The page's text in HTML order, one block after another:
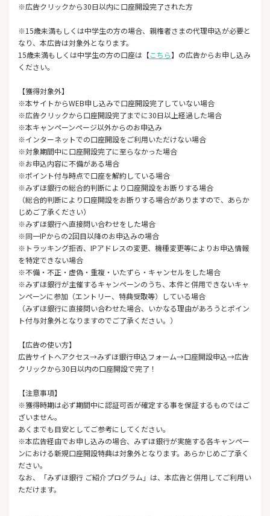
※広告クリックから30日以内に口座開設完了された方
※15歳未満もしくは中学生の方の場合、親権者さまの代理申込が必要と
なり、本広告は対象外となります。
15歳未満もしくは中学生の方の口座は【こちら】の広告からお申し込み
ください。
【獲得対象外】
※本サイトからWEB申し込みで口座開設完了していない場合
※広告クリックから口座開設完了までに30日以上経過した場合
※本キャンペーンページ以外からのお申込み
※インターネットでの口座開設をご利用いただけない場合
※対象期間中に口座開設完了に至らなかった場合
※お申込内容に不備がある場合
※ポイント付与時点で口座を解約している場合
※みずほ銀行の総合的判断により口座開設をお断りする場合
（総合的判断により口座開設をお断りする場合がありますので、あらか
じめご了承ください）
※みずほ銀行へ直接問い合わせをした場合
※同一IPからの2回目以降のお申込みの場合
※トラッキング拒否、IPアドレスの変更、機種変更等によりお申込情報
を特定できない場合
※不備・不正・虚偽・重複・いたずら・キャンセルをした場合
※みずほ銀行が主催するキャンペーンのうち、本件と併用できないキャ
ンペーンに参加（エントリー、特典受取等）している場合
（みずほ銀行に直接問い合わせた場合、いかなる理由があろうとポイン
ト付与対象外となりますのでご了承ください。）
【広告の使い方】
広告サイトへアクセス→みずほ銀行申込フォーム→口座開設申込→広告
クリックから30日以内の口座開設で完了！
【注意事項】
※獲得時期は必ず期間中に認証可否が確定する事を保証するものではご
ざいません。
あくまでも目安としてご参考にしてください。
※本広告経由でお申し込みの場合、みずほ銀行が実施する各キャンペー
ンにおける新規口座開設特典は対象外となります。あらかじめご了承く
ださい。
なお、「みずほ銀行 ご紹介プログラム」は、本広告と併用してご利用い
ただけます。